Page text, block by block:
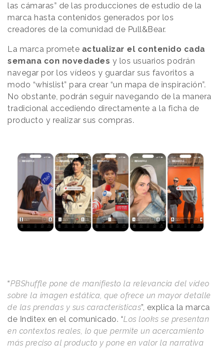
las cámaras” de las producciones de estudio de la
marca hasta contenidos generados por los
creadores de la comunidad de Pull&Bear.
La marca promete actualizar el contenido cada
semana con novedades y los usuarios podrán
navegar por los vídeos y guardar sus favoritos a
modo “whislist” para crear “un mapa de inspiración”.
No obstante, podrán seguir navegando de la manera
tradicional accediendo directamente a la ficha de
producto y realizar sus compras.
“PBShuffle pone de manifiesto la relevancia del vídeo
sobre la imagen estática, que ofrece un mayor detalle
de las prendas y sus características”, explica la marca
de Inditex en el comunicado. “Los looks se presentan
en contextos reales, lo que permite un acercamiento
más preciso al producto y pone en valor la narrativa